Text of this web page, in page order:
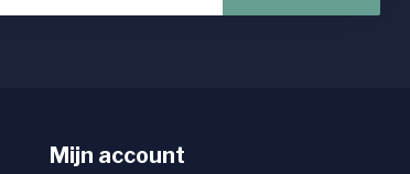
Mijn account